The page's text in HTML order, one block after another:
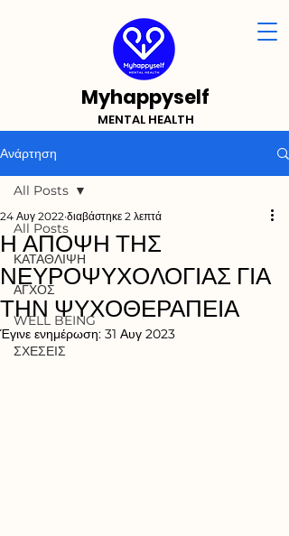
Myhappyself
MENTAL HEALTH
Ανάρτηση
All Posts
ΚΑΤΑΘΛΙΨΗ
ΑΓΧΟΣ
WELL BEING
ΣΧΕΣΕΙΣ
All Posts
Η ΑΠΟΨΗ ΤΗΣ
ΝΕΥΡΟΨΥΧΟΛΟΓΙΑΣ ΓΙΑ
ΤΗΝ ΨΥΧΟΘΕΡΑΠΕΙΑ
24 Αυγ 2022 διαβάστηκε 2 λεπτά
Έγινε ενημέρωση: 31 Αυγ 2023